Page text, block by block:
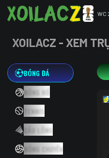
WC
XOILACZ - XEM
BÓNG ĐÁ
BÓNG RỔ
TENNIS
CẦU LÔNG
BÓNG CHUYỀN